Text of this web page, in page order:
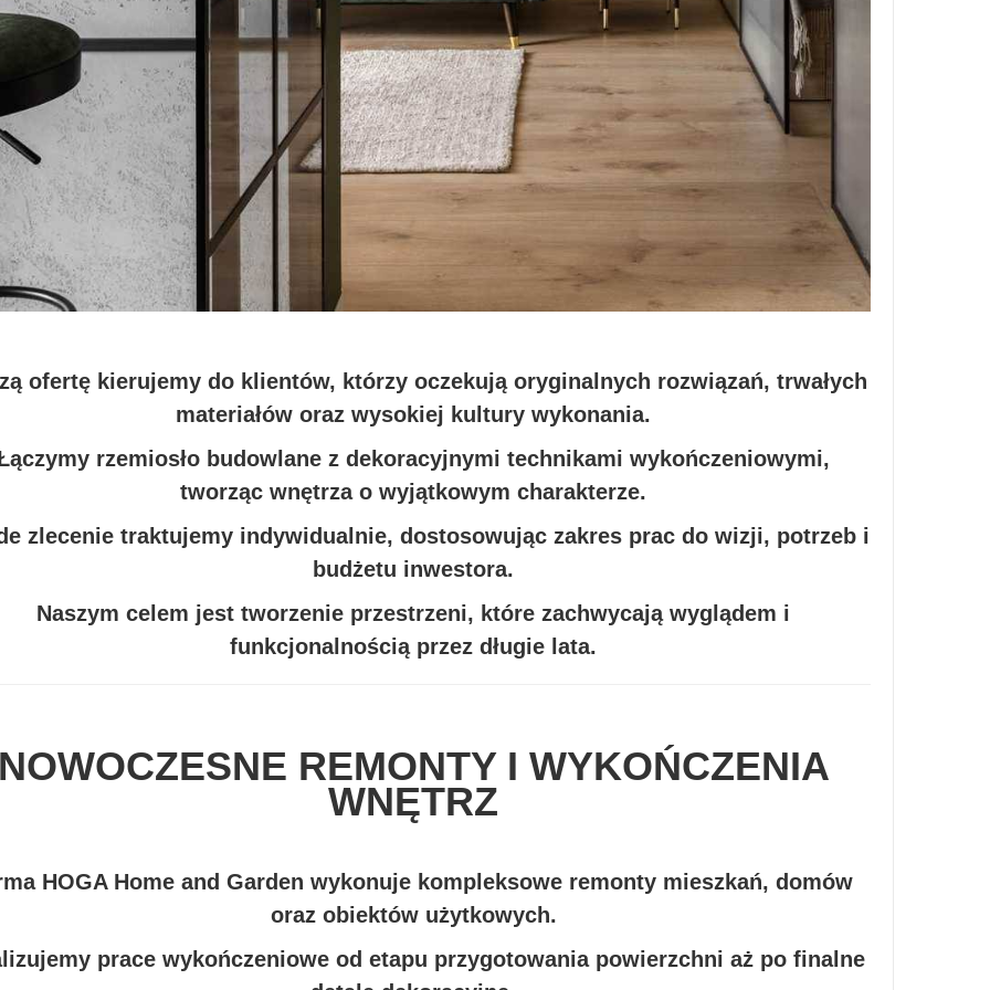
ofertę kierujemy do klientów, którzy oczekują oryginalnych rozwiązań, trwałych
materiałów oraz wysokiej kultury wykonania.
rzemiosło budowlane z dekoracyjnymi technikami wykończeniowymi,
tworząc wnętrza o wyjątkowym charakterze.
zlecenie traktujemy indywidualnie, dostosowując zakres prac do wizji, potrzeb i
budżetu inwestora.
Naszym celem jest tworzenie przestrzeni, które zachwycają wyglądem i
funkcjonalnością przez długie lata.
REMONTY I WYKOŃCZENIA
WNĘTRZ
HOGA Home and Garden wykonuje kompleksowe remonty mieszkań, domów
oraz obiektów użytkowych.
prace wykończeniowe od etapu przygotowania powierzchni aż po finalne